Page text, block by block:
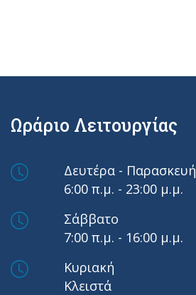
Ωράριο Λειτουργίας
Δευτέρα - Παρασκευή
6:00 π.μ. - 23:00 μ.μ.
Σάββατο
7:00 π.μ. - 16:00 μ.μ.
Κυριακή
Κλειστά